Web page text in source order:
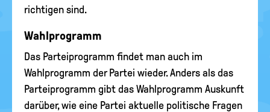
richtigen sind.
Wahlprogramm
Das Parteiprogramm findet man auch im
Wahlprogramm der Partei wieder. Anders als das
Parteiprogramm gibt das Wahlprogramm Auskunft
darüber, wie eine Partei aktuelle politische Fragen